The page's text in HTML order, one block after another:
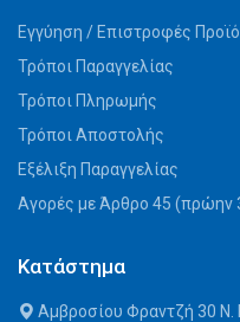
Εγγύηση / Επιστροφές
Τρόποι Παραγγελίας
Τρόποι Πληρωμής
Τρόποι Αποστολής
Εξέλιξη Παραγγελίας
Αγορές με Άρθρο 45 (πρώην
Κατάστημα
Αμβροσίου Φραντζή 30 Ν.